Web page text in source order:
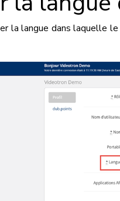
la langue dans laquelle